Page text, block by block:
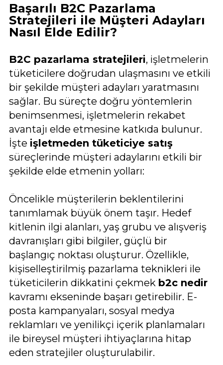
Başarılı B2C Pazarlama
Stratejileri ile Müşteri Adayları
Nasıl Elde Edilir?
B2C pazarlama stratejileri, işletmelerin
tüketicilere doğrudan ulaşmasını ve etkili
bir şekilde müşteri adayları yaratmasını
sağlar. Bu süreçte doğru yöntemlerin
benimsenmesi, işletmelerin rekabet
avantajı elde etmesine katkıda bulunur.
İşte işletmeden tüketiciye satış
süreçlerinde müşteri adaylarını etkili bir
şekilde elde etmenin yolları:
Öncelikle müşterilerin beklentilerini
tanımlamak büyük önem taşır. Hedef
kitlenin ilgi alanları, yaş grubu ve alışveriş
davranışları gibi bilgiler, güçlü bir
başlangıç noktası oluşturur. Özellikle,
kişiselleştirilmiş pazarlama teknikleri ile
tüketicilerin dikkatini çekmek b2c nedir
kavramı ekseninde başarı getirebilir. E-
posta kampanyaları, sosyal medya
reklamları ve yenilikçi içerik planlamaları
ile bireysel müşteri ihtiyaçlarına hitap
eden stratejiler oluşturulabilir.